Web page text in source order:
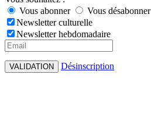
Vous abonner
Vous désabonner
Newsletter culturelle
Newsletter hebdomadaire
VALIDATION Désinscription